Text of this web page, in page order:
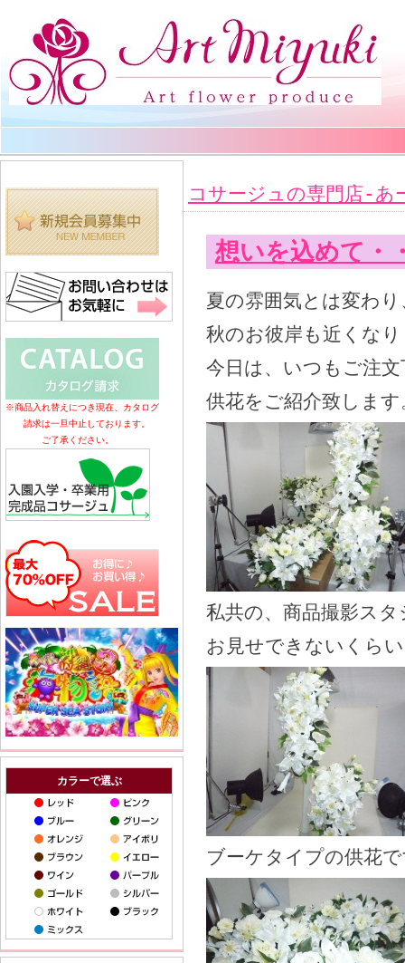
※商品入れ替えにつき現在、カタログ
請求は一旦中止しております。
ご了承ください。
カラーで選ぶ
コサージュの専門店-あ
想いを込めて・
夏の雰囲気とは変わ
秋のお彼岸も近くな
今日は、いつもご注
供花をご紹介致します
私共の、商品撮影ス
お見せできないくら
ブーケタイプの供花